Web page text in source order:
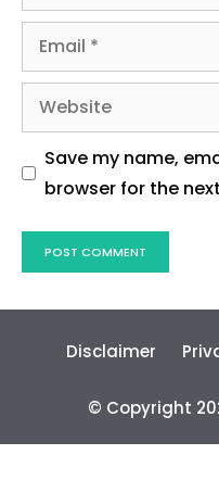
Email
Website
Save my name,
browser for the
Disclaimer
© Copyright